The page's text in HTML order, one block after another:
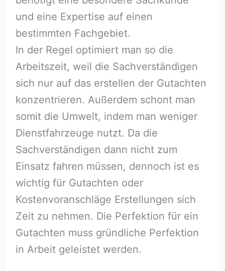
und eine Expertise auf einen
bestimmten Fachgebiet.
In der Regel optimiert man so die
Arbeitszeit, weil die Sachverständigen
sich nur auf das erstellen der Gutachten
konzentrieren. Außerdem schont man
somit die Umwelt, indem man weniger
Dienstfahrzeuge nutzt. Da die
Sachverständigen dann nicht zum
Einsatz fahren müssen, dennoch ist es
wichtig für Gutachten oder
Kostenvoranschläge Erstellungen sich
Zeit zu nehmen. Die Perfektion für ein
Gutachten muss gründliche Perfektion
in Arbeit geleistet werden.